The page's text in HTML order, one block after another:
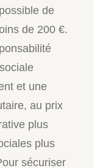
de
de 200 €.
et une
au prix
plus
plus
sécuriser